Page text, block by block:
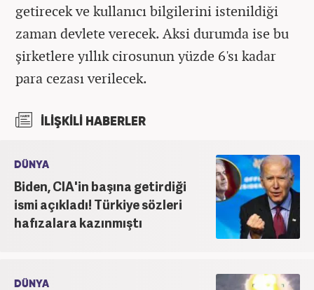
getirecek ve kullanıcı bilgilerini istenildiği
zaman devlete verecek. Aksi durumda ise bu
şirketlere yıllık cirosunun yüzde 6'sı kadar
para cezası verilecek.
İLİŞKİLİ HABERLER
DÜNYA
Biden, CIA'in başına getirdiği
ismi açıkladı! Türkiye sözleri
hafızalara kazınmıştı
DÜNYA